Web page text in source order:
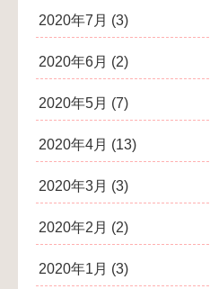
2020年7月 (3)
2020年6月 (2)
2020年5月 (7)
2020年4月 (13)
2020年3月 (3)
2020年2月 (2)
2020年1月 (3)